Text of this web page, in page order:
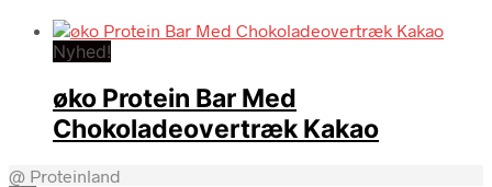
Nyhed!
øko Protein Bar Med
Chokoladeovertræk Kakao
@ Proteinland